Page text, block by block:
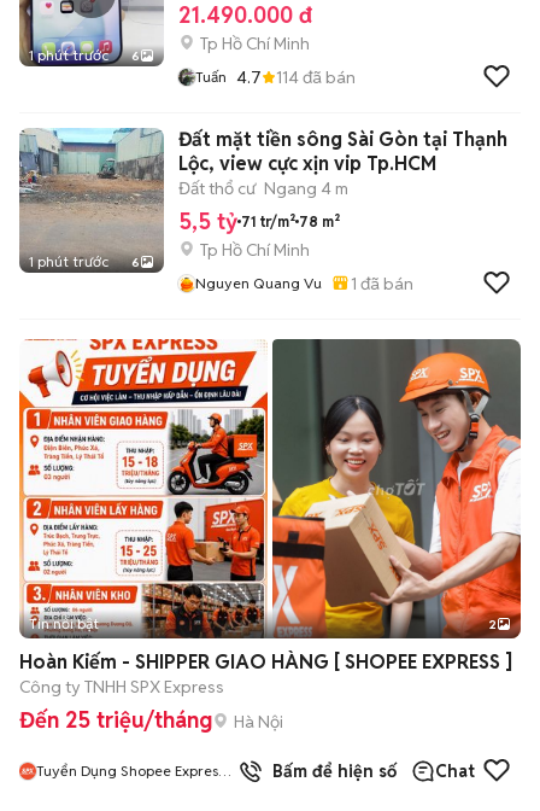
1 phút trước 6
21.490.000 đ
Tp Hồ Chí Minh
Tuấn 4.7 114đã bán
1 phút trước 6
Đất mặt tiền sông Sài Gòn tại Thạnh
Lộc, view cực xịn vip Tp.HCM
Đất thổ cư Ngang 4 m
5,5 tỷ 71 tr/m² 78 m²
Tp Hồ Chí Minh
Nguyen Quang Vu 1 đã bán
Tin nổi bật 2
Hoàn Kiếm - SHIPPER GIAO HÀNG [ SHOPEE EXPRESS ]
Công ty TNHH SPX Express
Đến 25 triệu/tháng Hà Nội
Tuyển Dụng Shopee Express
Bấm để hiện số Chat